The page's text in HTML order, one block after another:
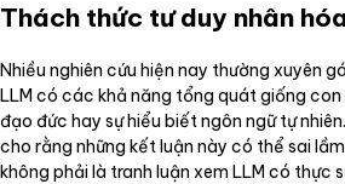
Thách thức tư duy nhân
Nhiều nghiên cứu hiện nay thường xuyên
LLM có các khả năng tổng quát giống con
đạo đức hay sự hiểu biết ngôn ngữ tự
cho rằng những kết luận này có thể sai
không phải là tranh luận xem LLM có thực